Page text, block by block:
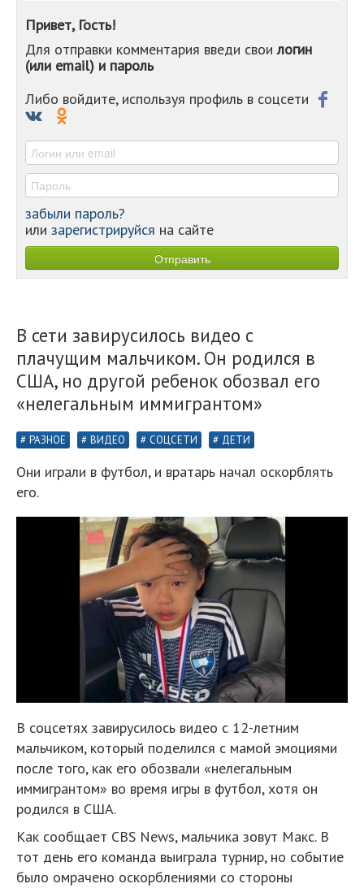
-
-
Привет, Гость!
Для отправки комментария введи своилогин
(или email) и пароль
Либо войдите, используя профиль в соцсети
забыли пароль?
или зарегистрируйся на сайте
В сети завирусилось видео с
плачущим мальчиком. Он родился в
США, но другой ребенок обозвал его
«нелегальным иммигрантом»
РАЗНОЕ ВИДЕО СОЦСЕТИ ДЕТИ
Они играли в футбол, и вратарь начал оскорблять
его.
В соцсетях завирусилось видео с 12-летним
мальчиком, который поделился с мамой эмоциями
после того, как его обозвали «нелегальным
иммигрантом» во время игры в футбол, хотя он
родился в США.
Как сообщает CBS News, мальчика зовут Макс. В
тот день его команда выиграла турнир, но событие
было омрачено оскорблениями со стороны